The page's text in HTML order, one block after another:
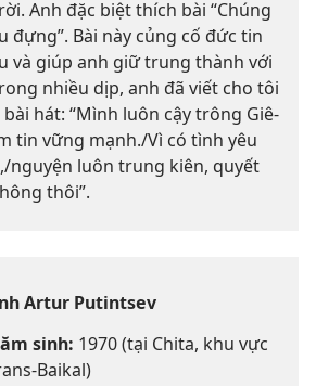
Anh đặc biệt thích bài “Chúng
đựng”. Bài này củng cố đức tin
và giúp anh giữ trung thành với
nhiều dịp, anh đã viết cho tôi
hát: “Mình luôn cậy trông Giê-
tin vững mạnh./Vì có tình yêu
nguyện luôn trung kiên, quyết
thôi”.
Artur Putintsev
sinh: 1970 (tại Chita, khu vực
Baikal)